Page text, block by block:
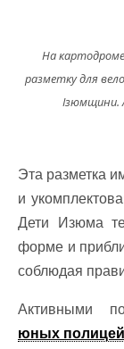
На
разметку для
Ізюмщини.
Эта разметка
и
Дети Изюма
форме и
соблюдая
Активными
юных